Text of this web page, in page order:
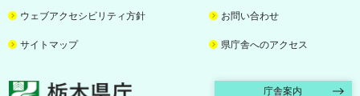
ウェブアクセシビリティ方針 お問い合わせ
サイトマップ 県庁舎へのアクセス
栃木県庁 庁舎案内